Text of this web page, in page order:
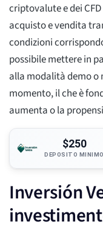
criptovalute e dei
acquisto e vendita
condizioni
possibile mettere in
alla modalità demo
momento, il che è
aumenta o la
$250
DEPOSITO MINIMO
Inversión